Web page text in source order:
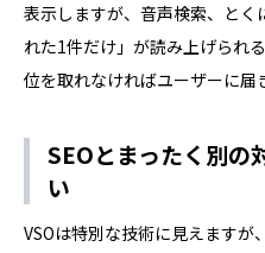
表示しますが、音声検索、と
れた1件だけ」が読み上げられ
位を取れなければユーザーに届
SEOとまったく別の
い
VSOは特別な技術に見えますが